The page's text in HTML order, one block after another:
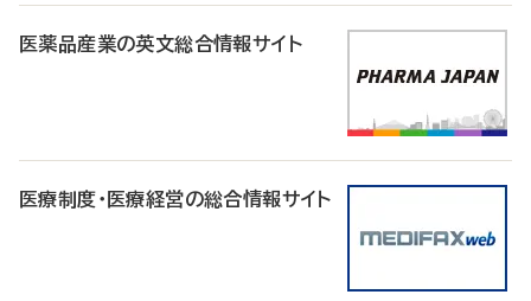
医薬品産業の英文総合情報サイト
医療制度・医療経営の総合情報サイト